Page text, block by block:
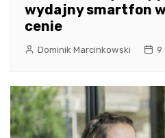
wydajny smartfon
cenie
Dominik Marcinkowski 9